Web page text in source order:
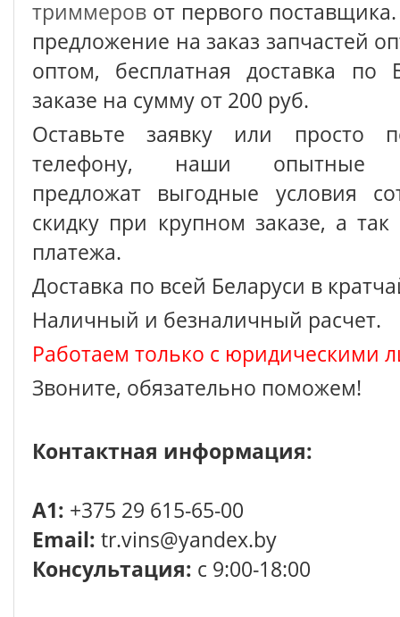
триммеров от первого
предложение на заказ запчастей
оптом, бесплатная доставка по
заказе на сумму от 200 руб.
Оставьте заявку или просто
телефону, наши опытные
предложат выгодные условия
скидку при крупном заказе, а так
платежа.
Доставка по всей Беларуси в
Наличный и безналичный расчет.
Работаем только с юридическими
Звоните, обязательно поможем!
Контактная информация:
A1: +375 29 615-65-00
Email: tr.vins@yandex.by
Консультация: с 9:00-18:00